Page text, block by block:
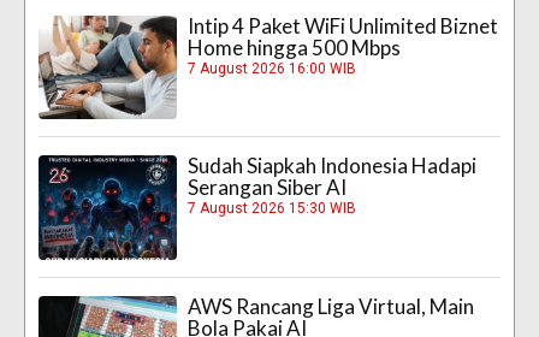
Intip 4 Paket WiFi Unlimited Biznet
Home hingga 500 Mbps
7 August 2026 16:00 WIB
Sudah Siapkah Indonesia Hadapi
Serangan Siber AI
7 August 2026 15:30 WIB
AWS Rancang Liga Virtual, Main
Bola Pakai AI